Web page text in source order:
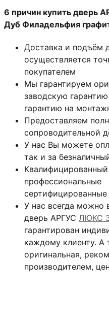
6 причин купить
Дуб Филадельфия
Доставка и подъём
осуществляется
покупателем
Мы гарантируем
заводскую
гарантию на
Предоставляем
сопроводительной
У нас Вы можете
так и за
профессиональные
У нас всегда можно
дверь АРГУС ЛЮКС
гарантирован
каждому клиенту. А
оригинальная,
производителем,